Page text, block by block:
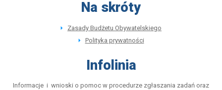
Na skróty
Zasady Budżetu Obywatelskiego
Polityka prywatności
Infolinia
Informacje i wnioski o pomoc w procedurze zgłaszania zadań oraz